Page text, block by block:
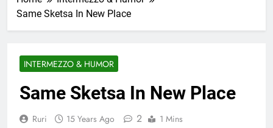
Same Sketsa In New Place
INTERMEZZO & HUMOR
Same Sketsa In New Place
Ruri 15 Years Ago 2 1 Mins